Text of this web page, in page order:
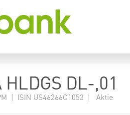
HLDGS DL-,01
| ISIN US46266C1053 | Aktie